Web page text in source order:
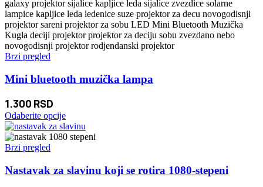
Brzi pregled
Mini bluetooth muzička lampa
1.300 RSD
Odaberite opcijeOvaj
proizvod
ima
Opcije
mogu
Brzi pregled
Nastavak za slavinu koji se rotira 1080-stepeni